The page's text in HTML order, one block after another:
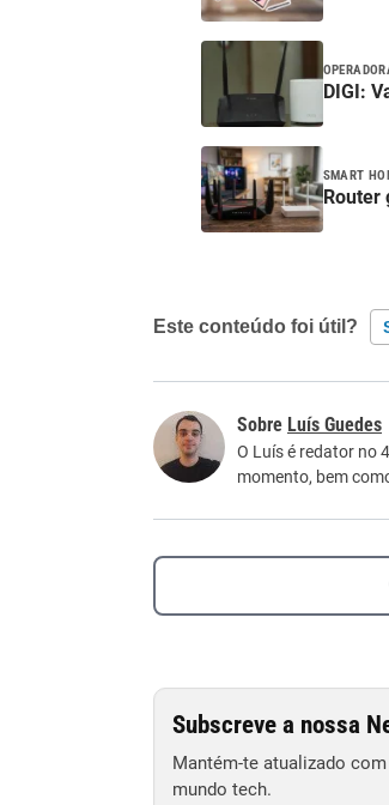
DIGI:
SMART
Router
Este conteúdo foi útil?
Este conteúdo não tem a
Luís Guedes
O Luís é redator no
momento, bem
Subscreve a nossa
Mantém-te atualizado
mundo tech.